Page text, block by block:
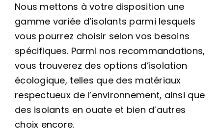
Nous mettons à votre disposition une
gamme variée d’isolants parmi lesquels
vous pourrez choisir selon vos besoins
spécifiques. Parmi nos recommandations,
vous trouverez des options d’isolation
écologique, telles que des matériaux
respectueux de l’environnement, ainsi que
des isolants en ouate et bien d’autres
choix encore.